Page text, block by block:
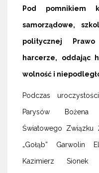
Pod pomnikiem
samorządowe,
politycznej
harcerze, oddając
wolność i
Podczas
Parysów Bożena
Światowego Związku
„Gołąb” Garwolin
Kazimierz